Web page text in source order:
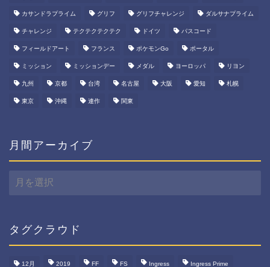
カサンドラプライム グリフ グリフチャレンジ ダルサナプライム
チャレンジ テクテクテクテク ドイツ パスコード
フィールドアート フランス ポケモンGo ポータル
ミッション ミッションデー メダル ヨーロッパ リヨン
九州 京都 台湾 名古屋 大阪 愛知 札幌
東京 沖縄 連作 関東
月間アーカイブ
間
カ
タグクラウド
12月 2019 FF FS Ingress Ingress Prime